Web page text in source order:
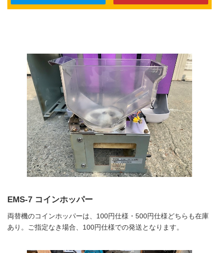
EMS-7 コインホッパー
両替機のコインホッパーは、100円仕様・500円仕様どちらも在庫
あり。ご指定なき場合、100円仕様での発送となります。